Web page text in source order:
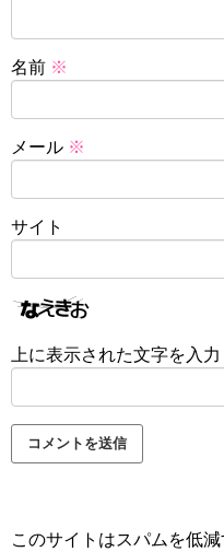
名前 ※
メール ※
サイト
上に表示された文字を入力
このサイトはスパムを低